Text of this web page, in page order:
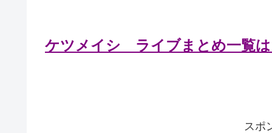
ケツメイシ ライブまとめ一覧
スポ